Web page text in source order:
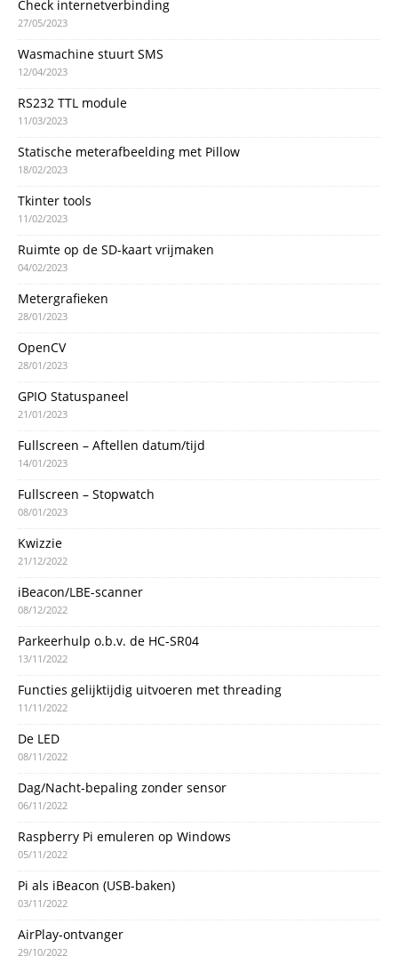
Check internetverbinding
27/05/2023
Wasmachine stuurt SMS
12/04/2023
RS232 TTL module
11/03/2023
Statische meterafbeelding met Pillow
18/02/2023
Tkinter tools
11/02/2023
Ruimte op de SD-kaart vrijmaken
04/02/2023
Metergrafieken
28/01/2023
OpenCV
28/01/2023
GPIO Statuspaneel
21/01/2023
Fullscreen – Aftellen datum/tijd
14/01/2023
Fullscreen – Stopwatch
08/01/2023
Kwizzie
21/12/2022
iBeacon/LBE-scanner
08/12/2022
Parkeerhulp o.b.v. de HC-SR04
13/11/2022
Functies gelijktijdig uitvoeren met threading
11/11/2022
De LED
08/11/2022
Dag/Nacht-bepaling zonder sensor
06/11/2022
Raspberry Pi emuleren op Windows
05/11/2022
Pi als iBeacon (USB-baken)
03/11/2022
AirPlay-ontvanger
29/10/2022